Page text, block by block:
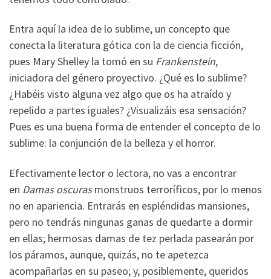
Entra aquí la idea de lo sublime, un concepto que
conecta la literatura gótica con la de ciencia ficción,
pues Mary Shelley la tomó en su Frankenstein,
iniciadora del género proyectivo. ¿Qué es lo sublime?
¿Habéis visto alguna vez algo que os ha atraído y
repelido a partes iguales? ¿Visualizáis esa sensación?
Pues es una buena forma de entender el concepto de lo
sublime: la conjunción de la belleza y el horror.
Efectivamente lector o lectora, no vas a encontrar
en Damas oscurasmonstruos terroríficos, por lo menos
no en apariencia. Entrarás en espléndidas mansiones,
pero no tendrás ningunas ganas de quedarte a dormir
en ellas; hermosas damas de tez perlada pasearán por
los páramos, aunque, quizás, no te apetezca
acompañarlas en su paseo; y, posiblemente, queridos